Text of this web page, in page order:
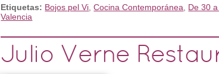
Etiquetas: Bojos pel Vi ,Cocina Contemporánea De 30
Valencia
Julio Verne